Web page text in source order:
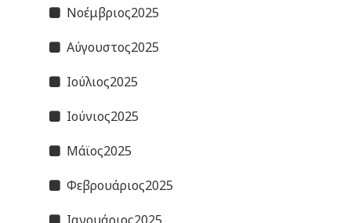
Νοέμβριος2025
Αύγουστος2025
Ιούλιος2025
Ιούνιος2025
Μάϊος2025
Φεβρουάριος2025
Ιανουάριος2025